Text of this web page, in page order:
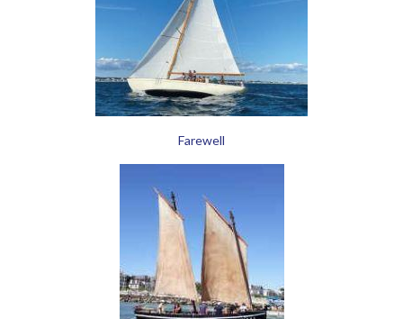
Farewell